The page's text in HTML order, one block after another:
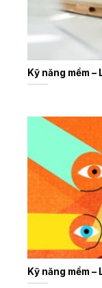
Kỹ năng mềm
Kỹ năng mềm